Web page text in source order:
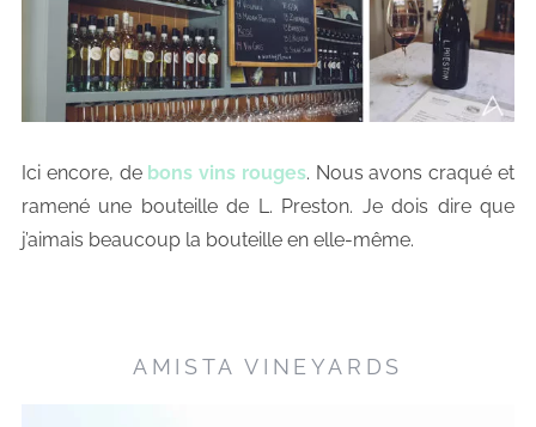
Ici encore, de bons vins rouges. Nous avons craqué et
ramené une bouteille de L. Preston. Je dois dire que
j’aimais beaucoup la bouteille en elle-même.
AMISTA VINEYARDS